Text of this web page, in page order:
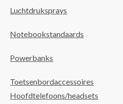
Luchtdruksprays
Notebookstandaards
Powerbanks
Toetsenbordaccessoires
Hoofdtelefoons/headsets